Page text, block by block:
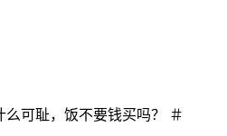
可耻，饭不要钱买吗？ ＃